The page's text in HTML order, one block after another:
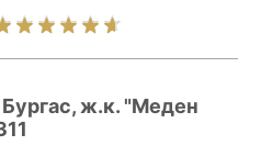
Бургас, ж.к. "Меден